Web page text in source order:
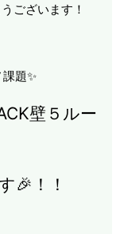
ございます！
題✨
壁５ルー
🎉！！